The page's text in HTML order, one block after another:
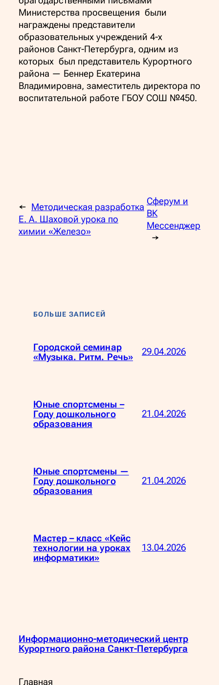
Министерства просвещения были
награждены представители
образовательных учреждений 4-х
районов Санкт-Петербурга, одним из
которых был представитель Курортного
района — Беннер Екатерина
Владимировна, заместитель директора по
воспитательной работе ГБОУ СОШ №450.
← Методическая разработка
Е. А. Шаховой урока по
химии «Железо»
Сферум и
ВК
Мессенджер
→
БОЛЬШЕ ЗАПИСЕЙ
Городской семинар
«Музыка. Ритм. Речь»
29.04.2026
Юные спортсмены –
Году дошкольного
образования
21.04.2026
Юные спортсмены —
Году дошкольного
образования
21.04.2026
Мастер – класс «Кейс
технологии на уроках
информатики»
13.04.2026
Информационно-методический центр
Курортного района Санкт-Петербурга
Главная